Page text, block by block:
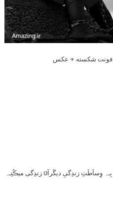
فونت شکسته + عکس
وِسآطَتِ زندِگیِ دیگَرآטּ زندِگی میڪُنِـہ